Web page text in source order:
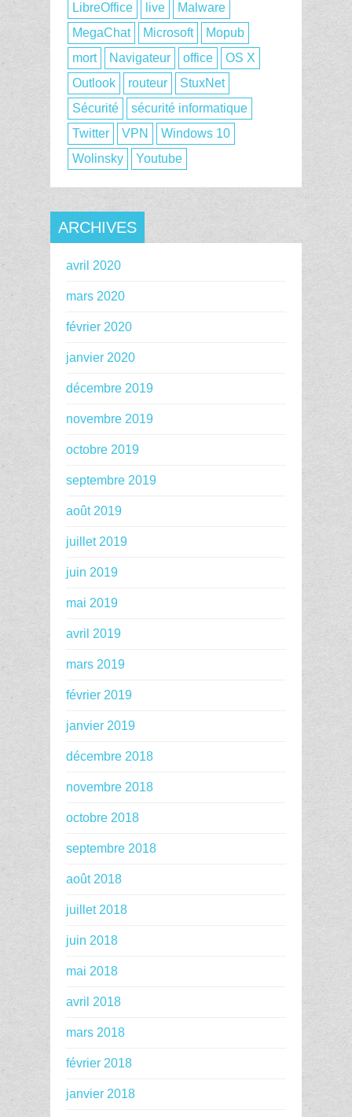
LibreOffice live
Malware
MegaChat
Microsoft
Mopub
mort
Navigateur office
OS X
Outlook
routeur
StuxNet
Sécurité
sécurité informatique
Twitter
VPN
Windows 10
Wolinsky
Youtube
ARCHIVES
avril 2020
mars 2020
février 2020
janvier 2020
décembre 2019
novembre 2019
octobre 2019
septembre 2019
août 2019
juillet 2019
juin 2019
mai 2019
avril 2019
mars 2019
février 2019
janvier 2019
décembre 2018
novembre 2018
octobre 2018
septembre 2018
août 2018
juillet 2018
juin 2018
mai 2018
avril 2018
mars 2018
février 2018
janvier 2018